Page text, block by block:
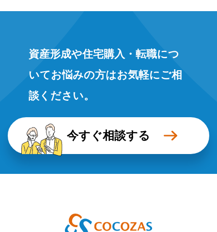
資産形成や住宅購入・転職につ
いてお悩みの方はお気軽にご相
談ください。
今すぐ相談する